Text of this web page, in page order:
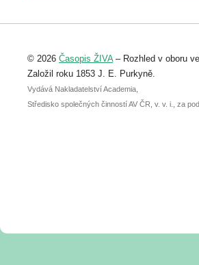
Registrovat se můžete do 6. září.
abstraktu přihlášené přednášky nebo
posteru je už 30. června.
© 2026 Časopis ŽIVA– Rozhled v oboru
Založil roku 1853 J. E. Purkyně.
Vydává Nakladatelství Academia,
Středisko společných činností AV ČR, v. v. i., za